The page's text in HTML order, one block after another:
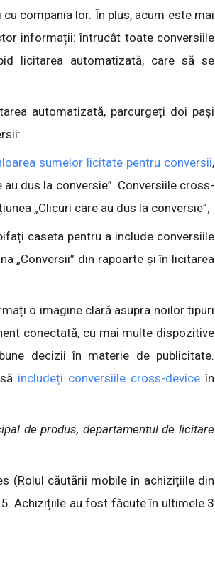
compania lor. În plus, acum este mai
informații: întrucât toate conversiile
licitarea automatizată, care să se
automatizată, parcurgeți doi pași
sumelor licitate pentru conversii,
au dus la conversie”. Conversiile cross-
„Clicuri care au dus la conversie”;
caseta pentru a include conversiile
„Conversii” din rapoarte și în licitarea
o imagine clară asupra noilor tipuri
conectată, cu mai multe dispozitive
decizii în materie de publicitate.
includeți conversiile cross-device în
de produs, departamentul de licitare
(Rolul căutării mobile în achizițiile din
Achizițiile au fost făcute în ultimele 3